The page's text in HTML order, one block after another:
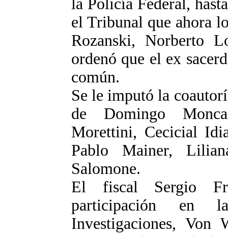
la Policía Federal,
el Tribunal que ahora
Rozanski, Norberto
ordenó que el ex
común.
Se le imputó la
de Domingo
Morettini, Cecicial
Pablo Mainer,
Salomone.
El fiscal Sergio
participación en
Investigaciones, Von